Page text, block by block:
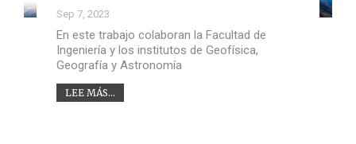
Sep 7, 2023
En este trabajo colaboran la Facultad de
Ingeniería y los institutos de Geofísica,
Geografía y Astronomía
LEE MÁS...